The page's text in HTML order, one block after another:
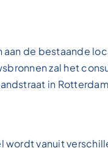
de bestaande
zal het
in
vanuit